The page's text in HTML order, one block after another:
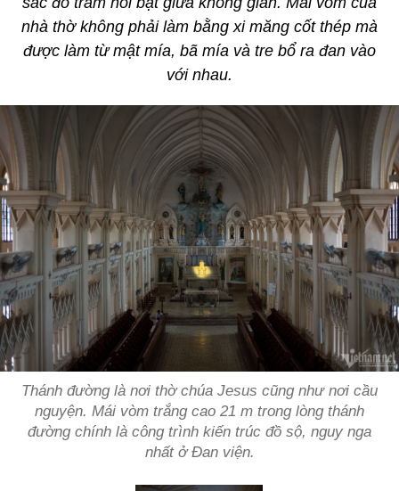
nhà thờ không phải làm bằng xi măng cốt thép mà
được làm từ mật mía, bã mía và tre bổ ra đan vào
với nhau.
Thánh đường là nơi thờ chúa Jesus cũng như nơi cầu
nguyện. Mái vòm trắng cao 21 m trong lòng thánh
đường chính là công trình kiến trúc đồ sộ, nguy nga
nhất ở Đan viện.